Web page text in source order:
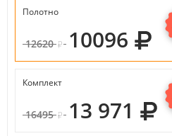
Полотно
12620
10096
Комплект
16495
13 971